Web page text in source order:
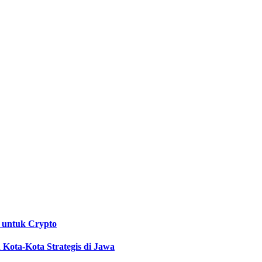
untuk Crypto
Kota Strategis di Jawa